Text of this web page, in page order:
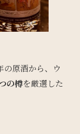
の原酒から、ウ
の樽を厳選した